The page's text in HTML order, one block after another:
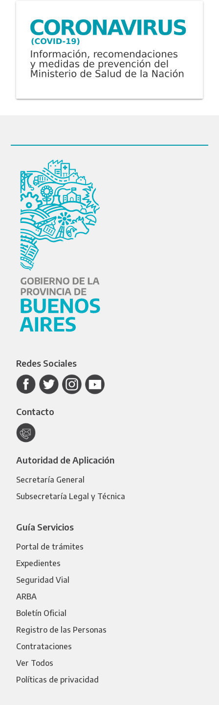
Redes Sociales
Contacto
Autoridad de Aplicación
Secretaría General
Subsecretaría Legal y Técnica
Guía Servicios
Portal de trámites
Expedientes
Seguridad Vial
ARBA
Boletín Oficial
Registro de las Personas
Contrataciones
Ver Todos
Políticas de privacidad